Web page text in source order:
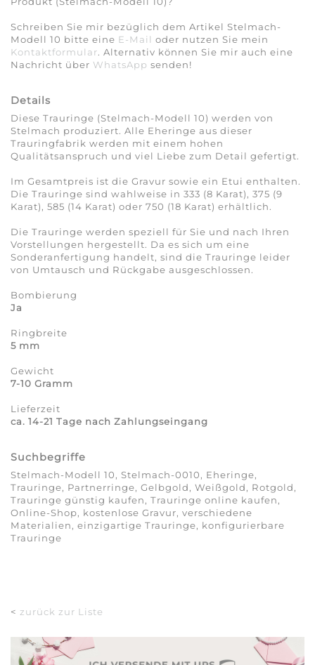
Schreiben Sie mir bezüglich dem Artikel Stelmach-
Modell 10 bitte eine E-Mail oder nutzen Sie mein
Kontaktformular. Alternativ können Sie mir auch eine
Nachricht über WhatsApp senden!
Details
Diese Trauringe (Stelmach-Modell 10) werden von
Stelmach produziert. Alle Eheringe aus dieser
Trauringfabrik werden mit einem hohen
Qualitätsanspruch und viel Liebe zum Detail gefertigt.
Im Gesamtpreis ist die Gravur sowie ein Etui enthalten.
Die Trauringe sind wahlweise in 333 (8 Karat), 375 (9
Karat), 585 (14 Karat) oder 750 (18 Karat) erhältlich.
Die Trauringe werden speziell für Sie und nach Ihren
Vorstellungen hergestellt. Da es sich um eine
Sonderanfertigung handelt, sind die Trauringe leider
von Umtausch und Rückgabe ausgeschlossen.
Bombierung
Ja
Ringbreite
5 mm
Gewicht
7-10 Gramm
Lieferzeit
ca. 14-21 Tage nach Zahlungseingang
Suchbegriffe
Stelmach-Modell 10, Stelmach-0010, Eheringe,
Trauringe, Partnerringe, Gelbgold, Weißgold, Rotgold,
Trauringe günstig kaufen, Trauringe online kaufen,
Online-Shop, kostenlose Gravur, verschiedene
Materialien, einzigartige Trauringe, konfigurierbare
Trauringe
< zurück zur Liste